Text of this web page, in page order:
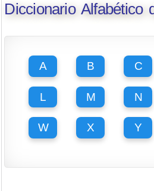
Diccionario Alfabético
A B C
L M N
W X Y